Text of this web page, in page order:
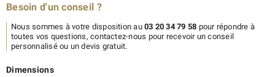
plus modéré possible sur les ressources naturelles. Depuis
toujours, en tant que
s’engage durablement pour l’environnement.
Dimensions
Besoin d'un conseil ?
Nous sommes à votre disposition au03 20 34 79 58 pour répondre à
toutes vos questions, contactez-nous pour recevoir un conseil
personnalisé ou un devis gratuit.